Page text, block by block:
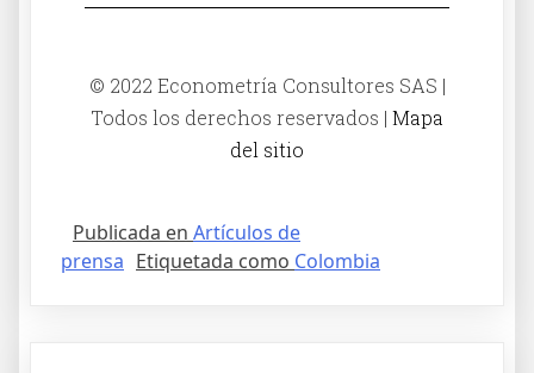
© 2022 Econometría Consultores SAS |
Todos los derechos reservados | Mapa
del sitio
Publicada en Artículos de
prensa Etiquetada como Colombia